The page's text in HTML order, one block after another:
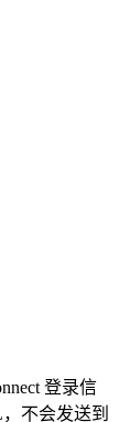
登录信
不会发送到